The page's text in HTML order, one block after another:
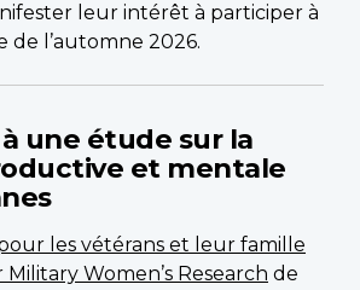
leur intérêt à participer à
de l’automne 2026.
une étude sur la
et mentale
les vétérans et leur famille
Women’s Research de